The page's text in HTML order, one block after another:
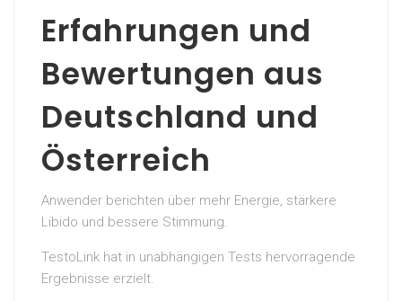
Erfahrungen und
Bewertungen aus
Deutschland und
Österreich
Anwender berichten über mehr Energie, stärkere
Libido und bessere Stimmung.
TestoLink hat in unabhängigen Tests hervorragende
Ergebnisse erzielt.